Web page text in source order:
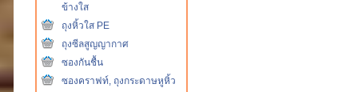
ข้างใส
ถุงหิ้วใส PE
ถุงซีลสูญญากาศ
ซองกันชื้น
ซองคราฟท์, ถุงกระดาษหูหิ้ว